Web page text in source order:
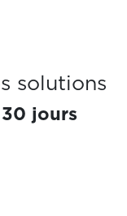
solutions
jours